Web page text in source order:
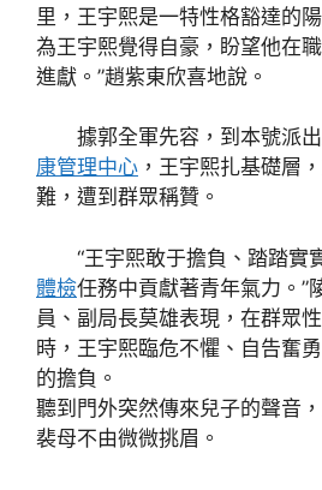
里，王宇熙是一特性格豁達的
為王宇熙覺得自豪，盼望他在
進獻。”趙紫東欣喜地說。
據郭全軍先容，到本號派
康管理中心 ，王宇熙扎基礎層
難，遭到群眾稱贊。
“王宇熙敢于擔負、踏踏實
體檢任務中貢獻著青年氣力。”
員、副局長莫雄表現，在群眾
時，王宇熙臨危不懼、自告奮
的擔負。
聽到門外突然傳來兒子的聲音
裴母不由微微挑眉。